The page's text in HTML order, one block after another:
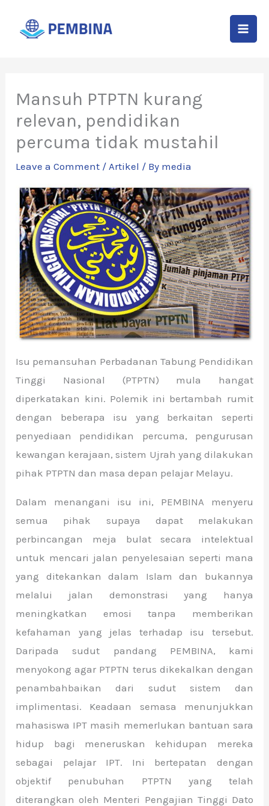
Mansuh PTPTN kurang
relevan, pendidikan
percuma tidak mustahil
Leave a Comment /Artikel / By media
Isu pemansuhan Perbadanan Tabung Pendidikan
Tinggi Nasional (PTPTN) mula hangat
diperkatakan kini. Polemik ini bertambah rumit
dengan beberapa isu yang berkaitan seperti
penyediaan pendidikan percuma, pengurusan
kewangan kerajaan, sistem Ujrah yang dilakukan
pihak PTPTN dan masa depan pelajar Melayu.
Dalam menangani isu ini, PEMBINA menyeru
semua pihak supaya dapat melakukan
perbincangan meja bulat secara intelektual
untuk mencari jalan penyelesaian seperti mana
yang ditekankan dalam Islam dan bukannya
melalui jalan demonstrasi yang hanya
meningkatkan emosi tanpa memberikan
kefahaman yang jelas terhadap isu tersebut.
Daripada sudut pandang PEMBINA, kami
menyokong agar PTPTN terus dikekalkan dengan
penambahbaikan dari sudut sistem dan
implimentasi. Keadaan semasa menunjukkan
mahasiswa IPT masih memerlukan bantuan sara
hidup bagi meneruskan kehidupan mereka
sebagai pelajar IPT. Ini bertepatan dengan
objektif penubuhan PTPTN yang telah
diterangkan oleh Menteri Pengajian Tinggi Dato